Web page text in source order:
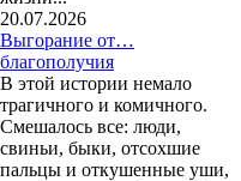
20.07.2026
Выгорание от…
благополучия
В этой истории немало
трагичного и комичного.
Смешалось все: люди,
свиньи, быки, отсохшие
пальцы и откушенные уши,